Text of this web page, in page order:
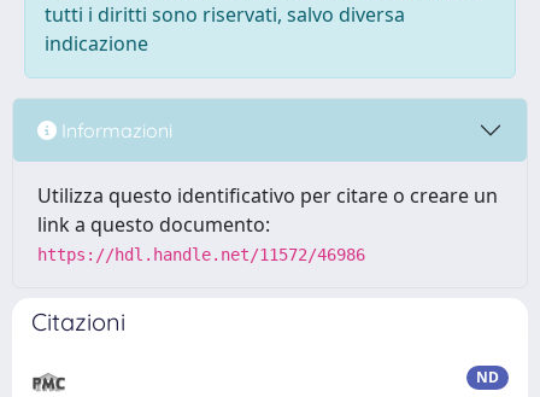
tutti i diritti sono riservati, salvo diversa
indicazione
Informazioni
Utilizza questo identificativo per citare o creare un
link a questo documento:
https://hdl.handle.net/11572/46986
Citazioni
ND